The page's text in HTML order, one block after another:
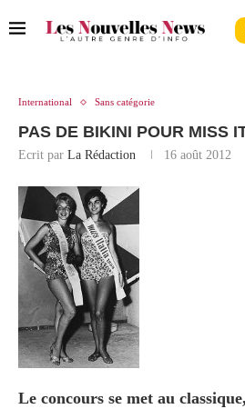
International Sans catégorie
PAS DE BIKINI POUR MISS
Ecrit par La Rédaction 16 août 2012
Le concours se met au